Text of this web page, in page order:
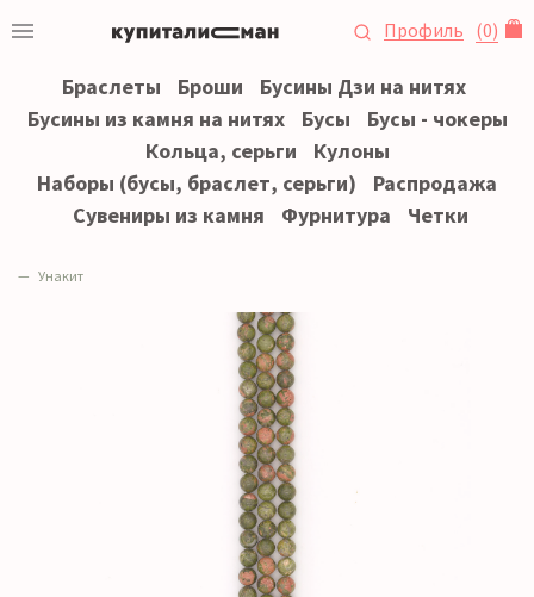
Профиль (0)
Браслеты Броши
Бусины Дзи на нитях
Бусины из камня на нитях
Бусы
Бусы - чокеры
Кольца, серьги
Кулоны
Наборы (бусы, браслет, серьги)
Распродажа
Сувениры из камня
Фурнитура Четки
Унакит